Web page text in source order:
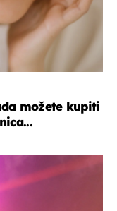
možete kupiti